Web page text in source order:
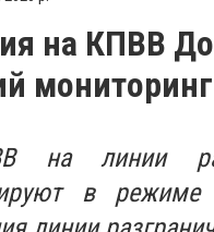
на КПВВ
мониторинг
на линии
в режиме